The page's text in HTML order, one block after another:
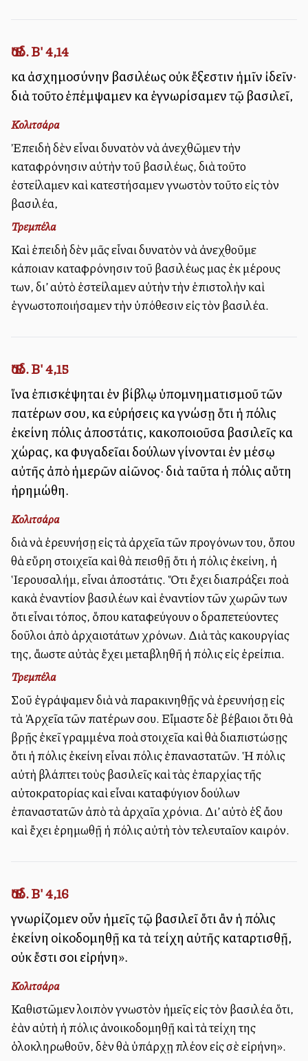
Ἔσδ. Β' 4,14
καὶ ἀσχημοσύνην βασιλέως οὐκ ἔξεστιν ἡμῖν ἰδεῖν·
διὰ τοῦτο ἐπέμψαμεν καὶ ἐγνωρίσαμεν τῷ βασιλεῖ,
Κολιτσάρα
Ἐπειδὴ δὲν εἶναι δυνατὸν νὰ ἀνεχθῶμεν τὴν
καταφρόνησιν αὐτὴν τοῦ βασιλέως, διὰ τοῦτο
ἐστείλαμεν καὶ κατεστήσαμεν γνωστὸν τοῦτο εἰς τὸν
βασιλέα,
Τρεμπέλα
Καὶ ἐπειδὴ δὲν μᾶς εἶναι δυνατὸν νὰ ἀνεχθοῦμε
κάποιαν καταφρόνησιν τοῦ βασιλέως μας ἐκ μέρους
των, δι’ αὐτὸ ἐστείλαμεν αὐτὴν τὴν ἐπιστολὴν καὶ
ἐγνωστοποιήσαμεν τὴν ὑπόθεσιν εἰς τὸν βασιλέα.
Ἔσδ. Β' 4,15
ἵνα ἐπισκέψηται ἐν βίβλῳ ὑπομνηματισμοῦ τῶν
πατέρων σου, καὶ εὑρήσεις καὶ γνώσῃ ὅτι ἡ πόλις
ἐκείνη πόλις ἀποστάτις, κακοποιοῦσα βασιλεῖς καὶ
χώρας, καὶ φυγαδεῖαι δούλων γίνονται ἐν μέσῳ
αὐτῆς ἀπὸ ἡμερῶν αἰῶνος· διὰ ταῦτα ἡ πόλις αὕτη
ἠρημώθη.
Κολιτσάρα
διὰ νὰ ἐρευνήσῃ εἰς τὰ ἀρχεῖα τῶν προγόνων του, ὅπου
θὰ εὕρη στοιχεῖα καὶ θὰ πεισθῇ ὅτι ἡ πόλις ἐκείνη, ἡ
Ἱερουσαλήμ, εἶναι ἀποστάτις. Ὅτι ἔχει διαπράξει πολλὰ
κακὰ ἐναντίον βασιλέων καὶ ἐναντίον τῶν χωρῶν των
ὅτι εἶναι τόπος, ὅπου καταφεύγουν οἱ δραπετεύοντες
δοῦλοι ἀπὸ ἀρχαιοτάτων χρόνων. Διὰ τὰς κακουργίας
της, ἄλλωστε αὐτὰς ἔχει μεταβληθῆ ἡ πόλις εἰς ἐρείπια.
Τρεμπέλα
Σοῦ ἐγράψαμεν διὰ νὰ παρακινηθῇς νὰ ἐρευνήσῃ εἰς
τὰ Ἀρχεῖα τῶν πατέρων σου. Εἴμαστε δὲ βέβαιοι ὅτι θὰ
βρῇς ἐκεῖ γραμμένα πολλὰ στοιχεῖα καὶ θὰ διαπιστώσῃς
ὅτι ἡ πόλις ἐκείνη εἶναι πόλις ἐπαναστατῶν. Ἡ πόλις
αὐτὴ βλάπτει τοὺς βασιλεῖς καὶ τὰς ἐπαρχίας τῆς
αὐτοκρατορίας καὶ εἶναι καταφύγιον δούλων
ἐπαναστατῶν ἀπὸ τὰ ἀρχαῖα χρόνια. Δι’ αὐτὸ ἐξ ἄλλου
καὶ ἔχει ἐρημωθῇ ἡ πόλις αὐτὴ τὸν τελευταῖον καιρόν.
Ἔσδ. Β' 4,16
γνωρίζομεν οὖν ἡμεῖς τῷ βασιλεῖ ὅτι ἂν ἡ πόλις
ἐκείνη οἰκοδομηθῇ καὶ τὰ τείχη αὐτῆς καταρτισθῇ,
οὐκ ἔστι σοι εἰρήνη».
Κολιτσάρα
Καθιστῶμεν λοιπὸν γνωστὸν ἡμεῖς εἰς τὸν βασιλέα ὅτι,
ἐὰν αὐτὴ ἡ πόλις ἀνοικοδομηθῇ καὶ τὰ τείχη της
ὁλοκληρωθοῦν, δὲν θὰ ὑπάρχῃ πλέον εἰς σὲ εἰρήνη».